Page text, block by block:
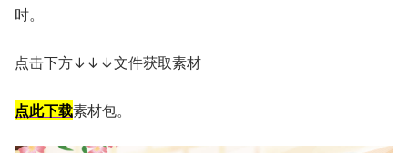
时。
点击下方↓↓↓文件获取素材
点此下载素材包。